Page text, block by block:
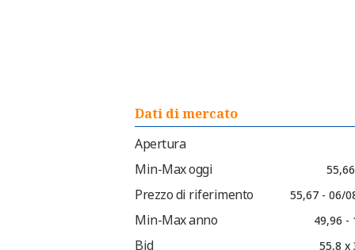
Dati di mercato
Apertura
Min-Max oggi
Prezzo di riferimento 55,67 - 06/
Min-Max anno 49,96 -
Bid 55,8 x